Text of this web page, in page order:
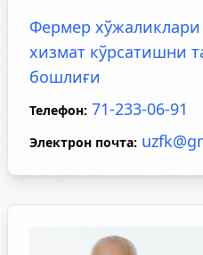
Фермер
хизмат кўрсатишни
бошлиғи
Телефон: 71-233-06-91
Электрон почта: